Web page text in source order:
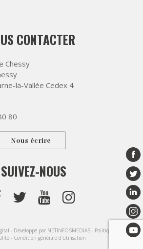
CONTACTER
Chessy
la-Vallée Cedex 4
80
Nous écrire
SUIVEZ-NOUS
- Développé par NETINFOSMEDIAS - Politique de
- Condition générale d'utilisation